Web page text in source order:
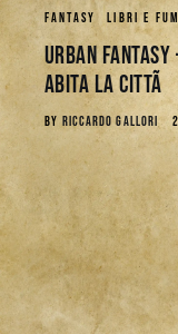
FANTASY LIBRI E
Urban
Abita la CittÃ
BY RICCARDO GALLORI